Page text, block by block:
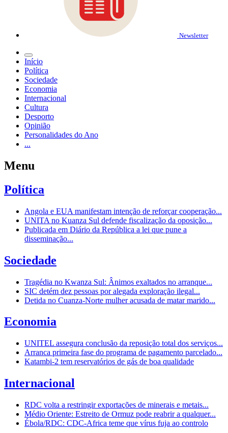
Newsletter
Início
Política
Sociedade
Economia
Internacional
Cultura
Desporto
Opinião
Personalidades do Ano
...
Menu
Política
Angola e EUA manifestam intenção de reforçar cooperação...
UNITA no Kuanza Sul defende fiscalização da oposição...
Publicada em Diário da República a lei que pune a
disseminação...
Sociedade
Tragédia no Kwanza Sul: Ânimos exaltados no arranque...
SIC detém dez pessoas por alegada exploração ilegal...
Detida no Cuanza-Norte mulher acusada de matar marido...
Economia
UNITEL assegura conclusão da reposição total dos serviços...
Arranca primeira fase do programa de pagamento parcelado...
Katambi-2 tem reservatórios de gás de boa qualidade
Internacional
RDC volta a restringir exportações de minerais e metais...
Médio Oriente: Estreito de Ormuz pode reabrir a qualquer...
Ébola/RDC: CDC-Africa teme que vírus fuja ao controlo